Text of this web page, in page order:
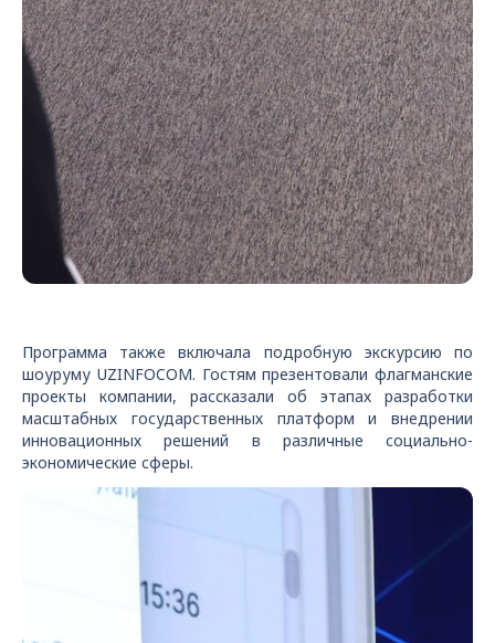
Программа также включала подробную экскурсию по
шоуруму UZINFOCOM. Гостям презентовали флагманские
проекты компании, рассказали об этапах разработки
масштабных государственных платформ и внедрении
инновационных решений в различные социально-
экономические сферы.